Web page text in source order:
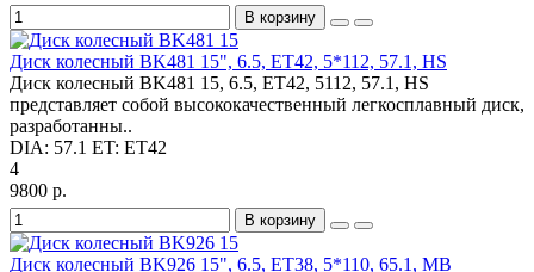
В корзину
Диск колесный BK481 15", 6.5, ET42, 5*112, 57.1, HS
Диск колесный BK481 15, 6.5, ET42, 5112, 57.1, HS
представляет собой высококачественный легкосплавный диск,
разработанны..
DIA: 57.1 ET: ET42
4
9800 р.
В корзину
Диск колесный BK926 15", 6.5, ET38, 5*110, 65.1, MB